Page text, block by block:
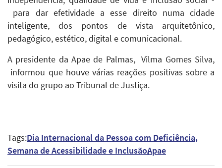
para dar efetividade a esse direito numa cidade
inteligente, dos pontos de vista arquitetônico,
pedagógico, estético, digital e comunicacional.
A presidente da Apae de Palmas, Vilma Gomes Silva,
informou que houve várias reações positivas sobre a
visita do grupo ao Tribunal de Justiça.
Tags:Dia Internacional da Pessoa com Deficiência
Semana de Acessibilidade e InclusãoApae